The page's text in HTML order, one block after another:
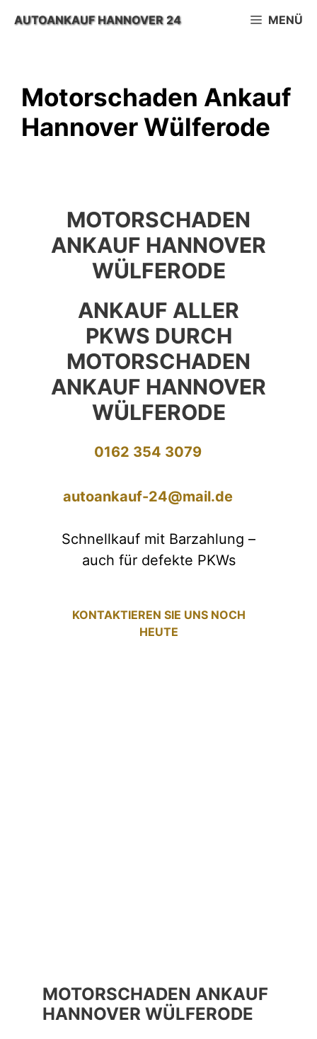
InhaltAUTOANKAUF HANNOVER 24 MENÜ
Motorschaden Ankauf
Hannover Wülferode
MOTORSCHADEN
ANKAUF HANNOVER
WÜLFERODE
ANKAUF ALLER
PKWS DURCH
MOTORSCHADEN
ANKAUF HANNOVER
WÜLFERODE
0162 354 3079
autoankauf-24@mail.de
Schnellkauf mit Barzahlung –
auch für defekte PKWs
KONTAKTIEREN SIE UNS NOCH
HEUTE
MOTORSCHADEN ANKAUF
HANNOVER WÜLFERODE